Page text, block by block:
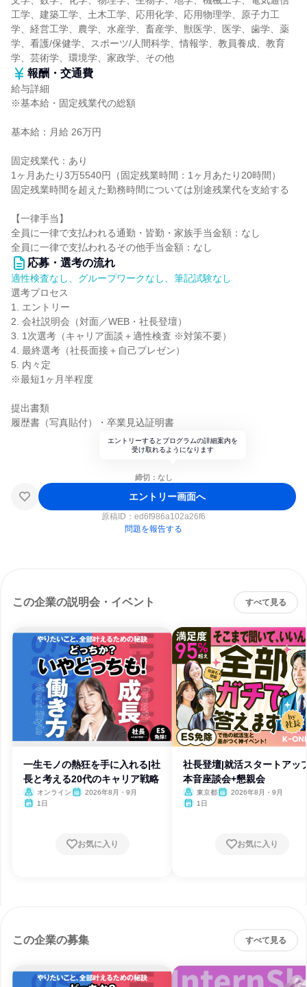
工学、建築工学、土木工学、応用化学、応用物理学、原子力工
学、経営工学、農学、水産学、畜産学、獣医学、医学、歯学、薬
学、看護/保健学、スポーツ/人間科学、情報学、教員養成、教育
学、芸術学、環境学、家政学、その他
報酬・交通費
給与詳細
※基本給・固定残業代の総額
基本給：月給 26万円
固定残業代：あり
1ヶ月あたり3万5540円（固定残業時間：1ヶ月あたり20時間）
固定残業時間を超えた勤務時間については別途残業代を支給する
【一律手当】
全員に一律で支払われる通勤・皆勤・家族手当金額：なし
全員に一律で支払われるその他手当金額：なし
応募・選考の流れ
適性検査なし、グループワークなし、筆記試験なし
選考プロセス
1. エントリー
2. 会社説明会（対面／WEB・社長登壇）
3. 1次選考（キャリア面談＋適性検査 ※対策不要）
4. 最終選考（社長面接＋自己プレゼン）
5. 内々定
※最短1ヶ月半程度
提出書類
履歴書（写真貼付）・卒業見込証明書
エントリーするとプログラムの詳細案内を
受け取れるようになります
締切：なし
エントリー画面へ
原稿ID： ed6f986a102a26f6
問題を報告する
この企業の説明会・イベント すべて見る
一生モノの熱狂を手に入れる|社
長と考える20代のキャリア戦略
オンライン
2026年8月・9月
1日
お気に入り
社長登壇|就活スタートアッ
本音座談会+懇親会
東京都
2026年8月・9月
1日
お気に入り
この企業の募集 すべて見る